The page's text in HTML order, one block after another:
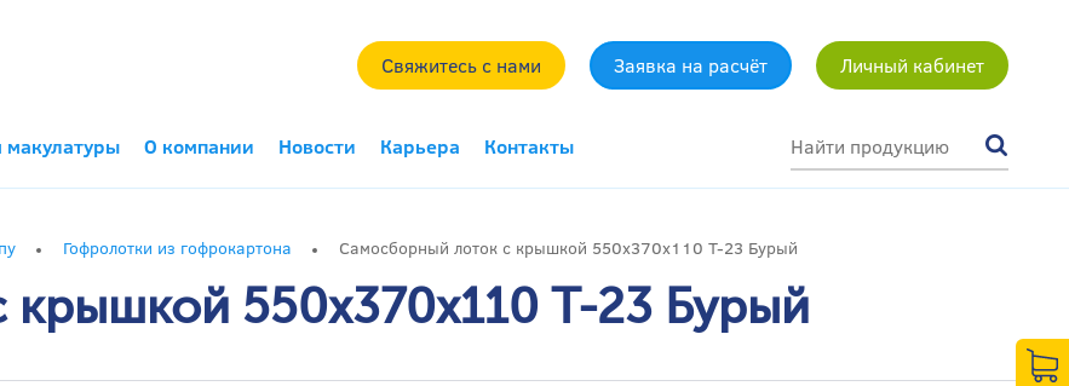
Свяжитесь с нами Заявка на расчёт Личный кабинет
О компании Новости Карьера Контакты
Гофролотки из гофрокартона Самосборный лоток с крышкой 550x370x110 Т-23 Бурый
550x370x110 Т-23 Бурый